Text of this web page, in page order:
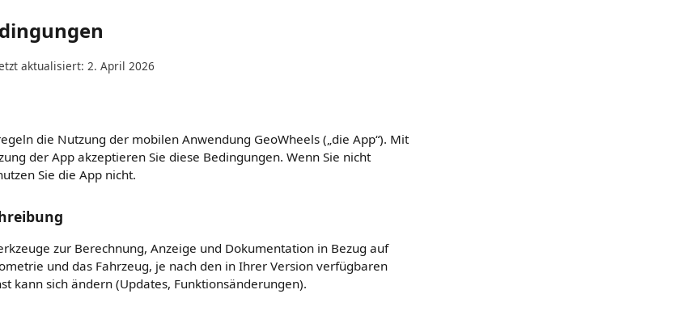
aktualisiert: 2. April 2026
die Nutzung der mobilen Anwendung GeoWheels („die App“). Mit
der App akzeptieren Sie diese Bedingungen. Wenn Sie nicht
Sie die App nicht.
zur Berechnung, Anzeige und Dokumentation in Bezug auf
und das Fahrzeug, je nach den in Ihrer Version verfügbaren
kann sich ändern (Updates, Funktionsänderungen).